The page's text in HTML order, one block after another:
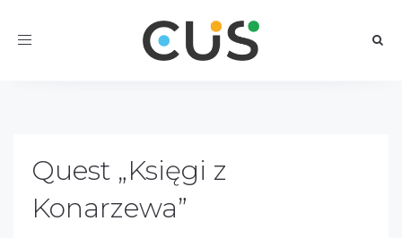
Toggle
Quest „Księgi z
Konarzewa”